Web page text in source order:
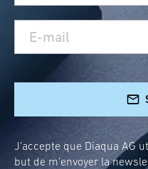
J’accepte que Diaqua AG
but de m’envoyer la